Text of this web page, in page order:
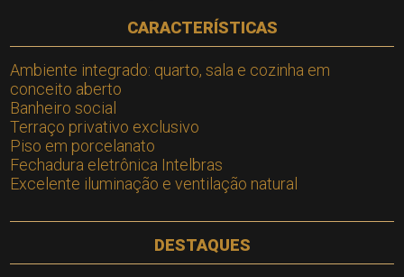
CARACTERÍSTICAS
Ambiente integrado: quarto, sala e cozinha em
conceito aberto
Banheiro social
Terraço privativo exclusivo
Piso em porcelanato
Fechadura eletrônica Intelbras
Excelente iluminação e ventilação natural
DESTAQUES